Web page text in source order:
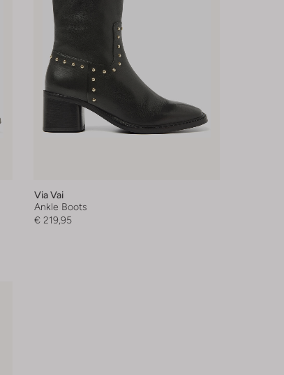
Via Vai
Ankle Boots
€ 219,95